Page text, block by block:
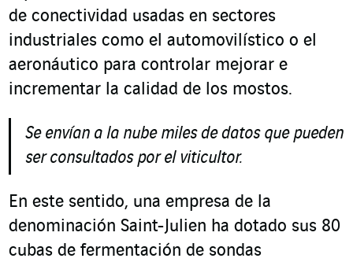
de conectividad usadas en sectores
industriales como el automovilístico o el
aeronáutico para controlar mejorar e
incrementar la calidad de los mostos.
Se envían a la nube miles de datos que pueden
ser consultados por el viticultor.
En este sentido, una empresa de la
denominación Saint-Julien ha dotado sus 80
cubas de fermentación de sondas